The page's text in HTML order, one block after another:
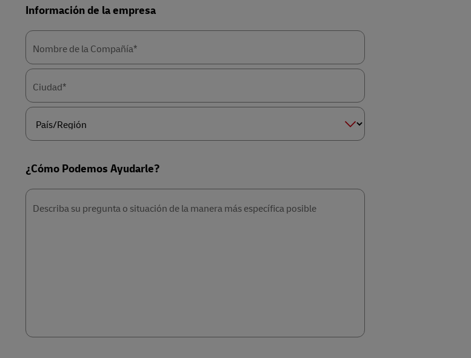
Información de la empresa
Nombre de la Compañía*
Ciudad*
¿Cómo Podemos Ayudarle?
Describa su pregunta o situación de la manera más específica posible